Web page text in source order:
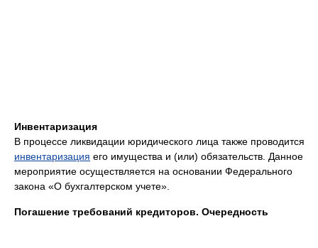
Инвентаризация
В процессе ликвидации юридического лица также проводится
инвентаризация его имущества и (или) обязательств. Данное
мероприятие осуществляется на основании Федерального
закона «О бухгалтерском учете».
Погашение требований кредиторов. Очередность